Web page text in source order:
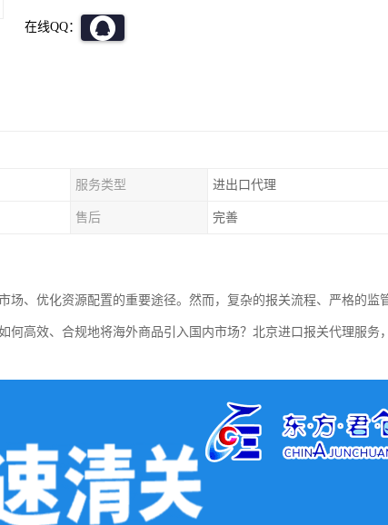
在线QQ：
服务类型 进出口代理
售后 完善
场、优化资源配置的重要途径。然而，复杂的报关流程、严格的监
何高效、合规地将海外商品引入国内市场？北京进口报关代理服务